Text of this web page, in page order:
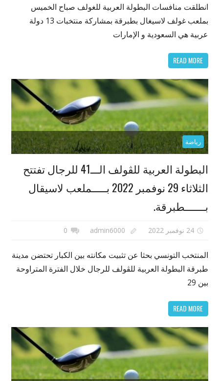
انطلقت منافسات البطولة العربية للغولف صباح الخميس
بملعب غولف لاسيغال بطبرقة بمشاركة منتخبات 13 دولة
عربية هي السعودية و الإمارات
READ MORE
رياضة
البطولة العربية للڤولف الـــ41 للرجال تفتتح
الثلاثاء 29 نوفمبر 2022 بـــــملعب لاسيقال
بـــــــطبرقة.
24 نوفمبر 2022 admin6000
0
المنتخب التونسي بحثا عن تثبيت مكانته بين الكبار تحتضن مدينة
طبرقة البطولة العربية للڤولف للرجال خلال الفترة المتراوحة
بين 29
READ MORE